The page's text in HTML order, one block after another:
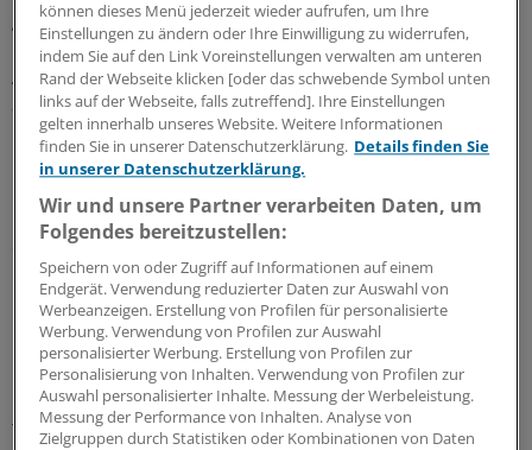
geschützte Meinungsäußerung, nicht um ein Werturteil.
Mit dieser Argumentation hatten Betreiber von
Arztbewertungsportalen in der Vergangenheit bei
ähnlichen Klagen Erfolg.
Die Lübecker Richter jedoch widersprachen. In diesem
Fall überwiege das Schutzinteresse des Klägers. Wer
immer die Bewertung abgegeben habe, sie sei geeignet,
das Ansehen des Klägers negativ zu beeinflussen.
Schlagworte:
Digitalisierung und IT Recht E-Health Arzt und Patient
können dieses Menü jederzeit wieder aufrufen, um Ihre
Einstellungen zu ändern oder Ihre Einwilligung zu widerrufen,
indem Sie auf den Link Voreinstellungen verwalten am unteren
Rand der Webseite klicken [oder das schwebende Symbol unten
links auf der Webseite, falls zutreffend]. Ihre Einstellungen
gelten innerhalb unseres Website. Weitere Informationen
finden Sie in unserer Datenschutzerklärung. Details finden Sie
in unserer Datenschutzerklärung.
Wir und unsere Partner verarbeiten Daten, um
Folgendes bereitzustellen:
Speichern von oder Zugriff auf Informationen auf einem
Endgerät. Verwendung reduzierter Daten zur Auswahl von
Werbeanzeigen. Erstellung von Profilen für personalisierte
Werbung. Verwendung von Profilen zur Auswahl
personalisierter Werbung. Erstellung von Profilen zur
Personalisierung von Inhalten. Verwendung von Profilen zur
Auswahl personalisierter Inhalte. Messung der Werbeleistung.
Messung der Performance von Inhalten. Analyse von
Zielgruppen durch Statistiken oder Kombinationen von Daten